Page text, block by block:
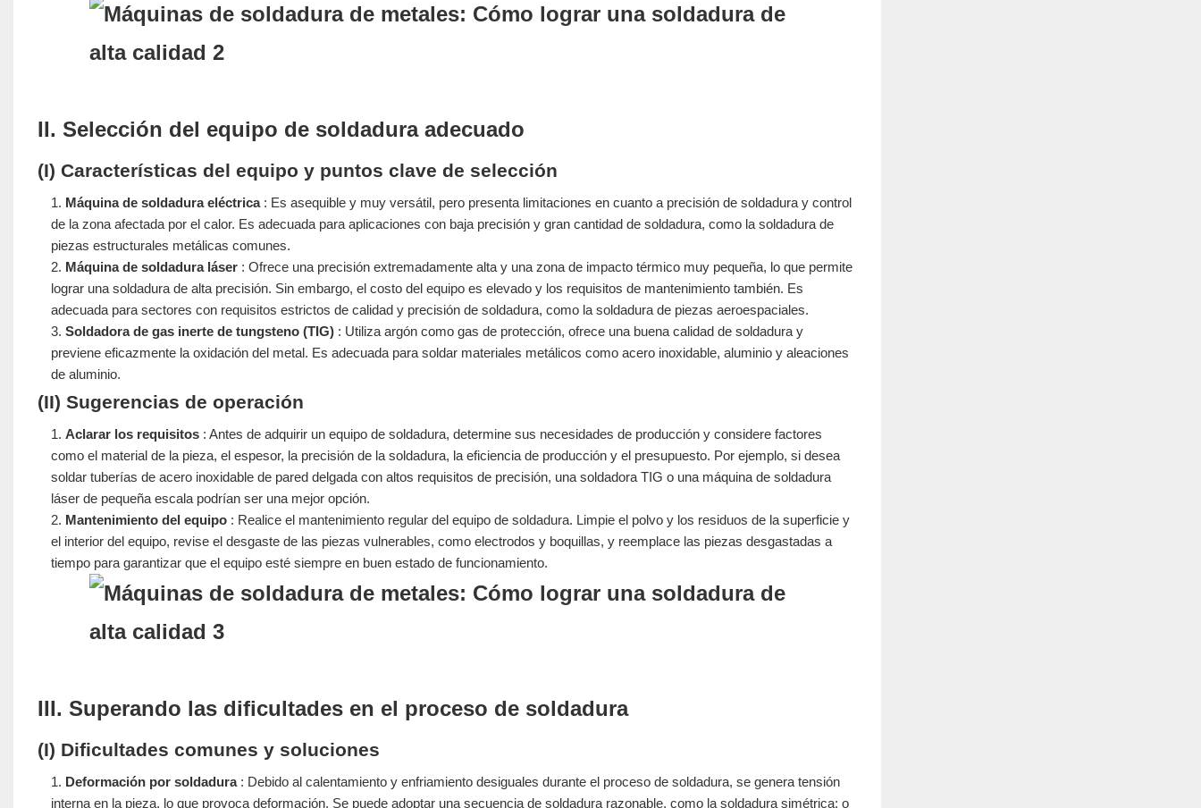
II. Selección del equipo de soldadura adecuado
(I) Características del equipo y puntos clave de selección
Máquina de soldadura eléctrica: Es asequible y muy versátil, pero presenta limitaciones en cuanto a precisión de soldadura y control
de la zona afectada por el calor. Es adecuada para aplicaciones con baja precisión y gran cantidad de soldadura, como la soldadura de
piezas estructurales metálicas comunes.
Máquina de soldadura láser: Ofrece una precisión extremadamente alta y una zona de impacto térmico muy pequeña, lo que permite
lograr una soldadura de alta precisión. Sin embargo, el costo del equipo es elevado y los requisitos de mantenimiento también. Es
adecuada para sectores con requisitos estrictos de calidad y precisión de soldadura, como la soldadura de piezas aeroespaciales.
Soldadora de gas inerte de tungsteno (TIG): Utiliza argón como gas de protección, ofrece una buena calidad de soldadura y
previene eficazmente la oxidación del metal. Es adecuada para soldar materiales metálicos como acero inoxidable, aluminio y aleaciones
de aluminio.
(II) Sugerencias de operación
Aclarar los requisitos: Antes de adquirir un equipo de soldadura, determine sus necesidades de producción y considere factores
como el material de la pieza, el espesor, la precisión de la soldadura, la eficiencia de producción y el presupuesto. Por ejemplo, si desea
soldar tuberías de acero inoxidable de pared delgada con altos requisitos de precisión, una soldadora TIG o una máquina de soldadura
láser de pequeña escala podrían ser una mejor opción.
Mantenimiento del equipo: Realice el mantenimiento regular del equipo de soldadura. Limpie el polvo y los residuos de la superficie y
el interior del equipo, revise el desgaste de las piezas vulnerables, como electrodos y boquillas, y reemplace las piezas desgastadas a
tiempo para garantizar que el equipo esté siempre en buen estado de funcionamiento.
III. Superando las dificultades en el proceso de soldadura
(I) Dificultades comunes y soluciones
Deformación por soldadura: Debido al calentamiento y enfriamiento desiguales durante el proceso de soldadura, se genera tensión
interna en la pieza, lo que provoca deformación. Se puede adoptar una secuencia de soldadura razonable, como la soldadura simétrica; o